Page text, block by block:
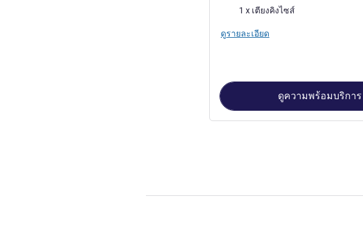
เครื่องนอน
1 x เตียงคิงไซส์
ดูรายละเอียด
ดูความพร้อมบริการ